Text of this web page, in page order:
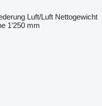
Luft/Luft Nettogewicht
1’250 mm